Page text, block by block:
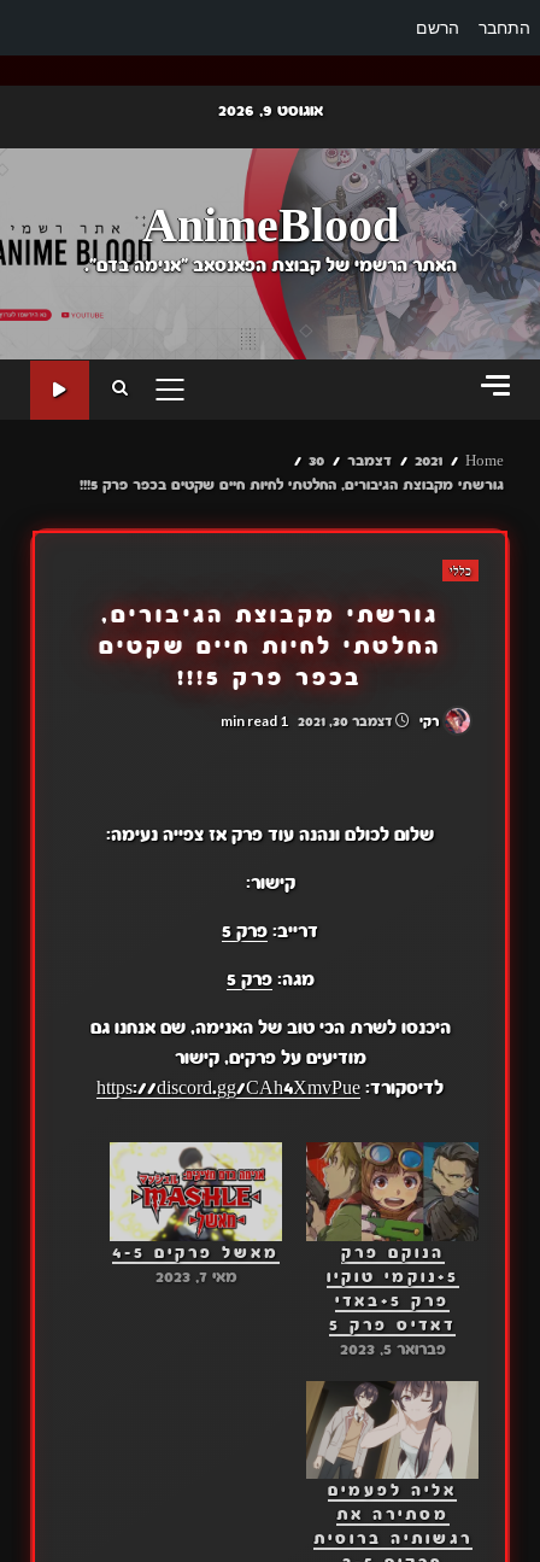
התחבר הרשם
content
אוגוסט 9, 2026
AnimeBlood
האתר הרשמי של קבוצת הפאנסאב "אנימה בדם".
PRIMARY
Home
2021 דצמבר
30
גורשתי מקבוצת הגיבורים, החלטתי לחיות חיים שקטים בכפר פרק 5!!!
כללי
גורשתי מקבוצת הגיבורים,
החלטתי לחיות חיים שקטים
בכפר פרק 5!!!
רקי דצמבר 30, 2021 1 min read
שלום לכולם ונהנה עוד פרק אז צפייה נעימה:
קישור:
דרייב: פרק 5
מגה:פרק 5
היכנסו לשרת הכי טוב של האנימה, שם אנחנו גם
מודיעים על פרקים, קישור
לדיסקורד: https://discord.gg/CAh4XmvPue
הנוקם פרק
5+נוקמי טוקיו
פרק 5+באדי
דאדיס פרק 5
פברואר 5, 2023
מאשל פרקים 4-5
מאי 7, 2023
אליה לפעמים
מסתירה את
רגשותיה ברוסית